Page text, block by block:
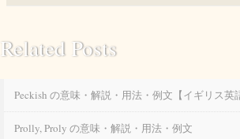
Related Posts
Peckish の意味・解説・用法・例文【イギリス英
Prolly, Proly の意味・解説・用法・例文